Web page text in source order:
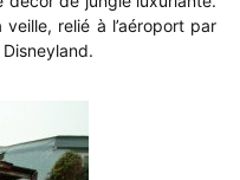
relié à l’aéroport par